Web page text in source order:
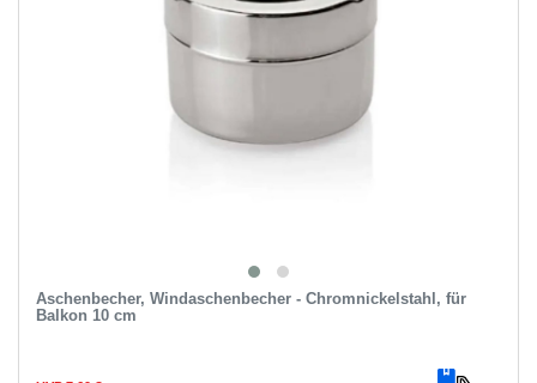
Aschenbecher, Windaschenbecher - Chromnickelstahl, für
Balkon 10 cm